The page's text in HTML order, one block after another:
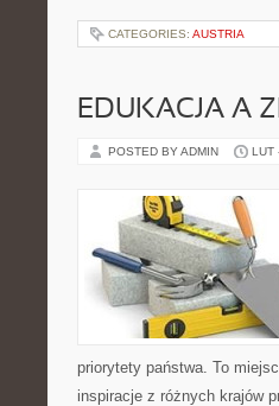
CATEGORIES: AUSTRIA
EDUKACJA A
POSTED BY ADMIN LUT
priorytety państwa. To
inspiracje z różnych krajów